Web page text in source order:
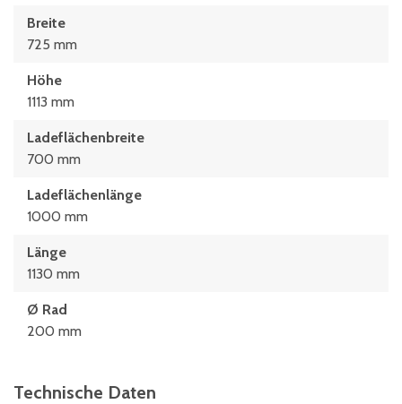
Breite
725 mm
Höhe
1113 mm
Ladeflächenbreite
700 mm
Ladeflächenlänge
1000 mm
Länge
1130 mm
Ø Rad
200 mm
Technische Daten